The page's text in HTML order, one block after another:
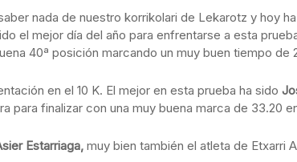
nada de nuestro korrikolari de Lekarotz y hoy
el mejor día del año para enfrentarse a esta
40ª posición marcando un muy buen tiempo de
en el 10 K. El mejor en esta prueba ha sido
para finalizar con una muy buena marca de 33.20
Estarriaga, muy bien también el atleta de Etxarri